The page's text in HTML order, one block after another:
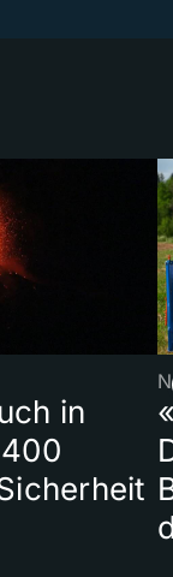
in